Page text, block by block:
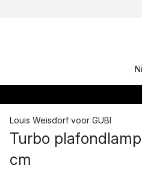
Louis Weisdorf voor GUBI
Turbo
cm